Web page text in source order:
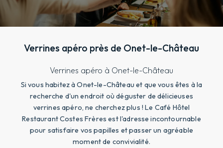
Verrines apéro près de Onet-le-Château
Verrines apéro à Onet-le-Château
Si vous habitez à Onet-le-Château et que vous êtes à la
recherche d'un endroit où déguster de délicieuses
verrines apéro, ne cherchez plus ! Le Café Hôtel
Restaurant Costes Frères est l'adresse incontournable
pour satisfaire vos papilles et passer un agréable
moment de convivialité.